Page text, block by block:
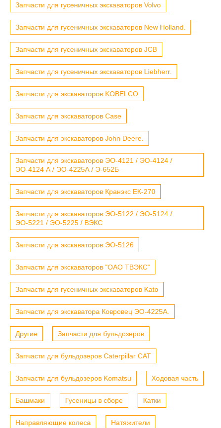
Запчасти для гусеничных экскаваторов Volvo
Запчасти для гусеничных экскаваторов New Holland.
Запчасти для гусеничных экскаваторов JCB
Запчасти для гусеничных экскаваторов Liebherr.
Запчасти для экскаваторов KOBELCO
Запчасти для экскаваторов Case
Запчасти для экскаваторов John Deere.
Запчасти для экскаваторов ЭО-4121 / ЭО-4124 /
ЭО-4124 А / ЭО-4225А / Э-652Б
Запчасти для экскаваторов Кранэкс ЕК-270
Запчасти для экскаваторов ЭО-5122 / ЭО-5124 /
ЭО-5221 / ЭО-5225 / ВЭКС
Запчасти для экскаваторов ЭО-5126
Запчасти для экскаваторов "ОАО ТВЭКС"
Запчасти для гусеничных экскаваторов Kato
Запчасти для экскаватора Ковровец ЭО-4225А.
Другие Запчасти для бульдозеров
Запчасти для бульдозеров Caterpillar CAT
Запчасти для бульдозеров Komatsu Ходовая часть
Башмаки Гусеницы в сборе Катки
Направляющие колеса Натяжители